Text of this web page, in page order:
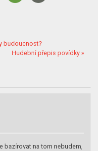
budoucnost?
Hudební přepis povídky »
bazírovat na tom nebudem,